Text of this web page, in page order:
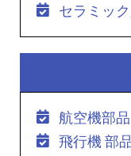
セラミッ
航空機部品
飛行機 部